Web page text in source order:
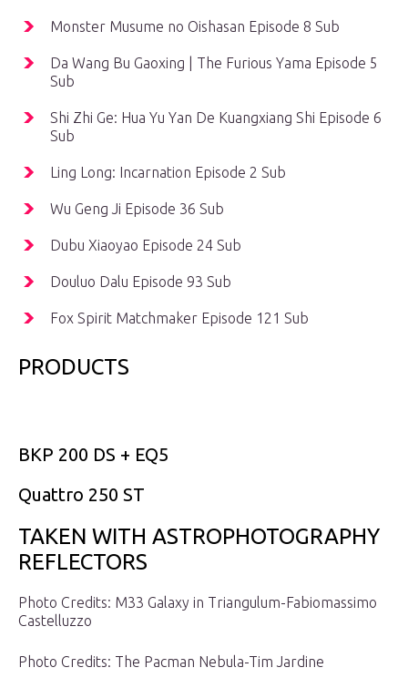
Monster Musume no Oishasan Episode 8 Sub
Da Wang Bu Gaoxing | The Furious Yama Episode 5
Sub
Shi Zhi Ge: Hua Yu Yan De Kuangxiang Shi Episode 6
Sub
Ling Long: Incarnation Episode 2 Sub
Wu Geng Ji Episode 36 Sub
Dubu Xiaoyao Episode 24 Sub
Douluo Dalu Episode 93 Sub
Fox Spirit Matchmaker Episode 121 Sub
PRODUCTS
BKP 200 DS + EQ5
Quattro 250 ST
TAKEN WITH ASTROPHOTOGRAPHY
REFLECTORS
Photo Credits: M33 Galaxy in Triangulum-Fabiomassimo
Castelluzzo
Photo Credits: The Pacman Nebula-Tim Jardine